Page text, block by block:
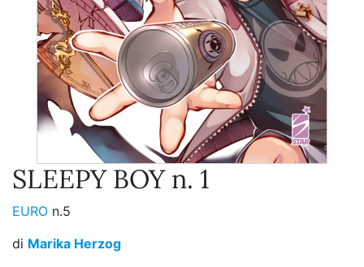
SLEEPY BOY n. 1
EURO n.5
di Marika Herzog